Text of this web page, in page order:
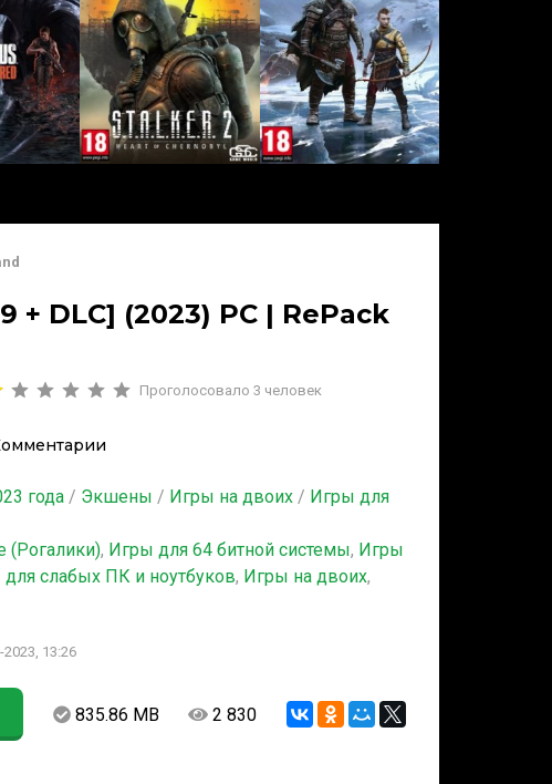
+ DLC] (2023) PC | RePack
Проголосовало3 человек
года / Экшены / Игры на двоих / Игры для
(Рогалики), Игры для 64 битной системы, Игры
слабых ПК и ноутбуков, Игры на двоих,
13:26
835.86 MB 2 830